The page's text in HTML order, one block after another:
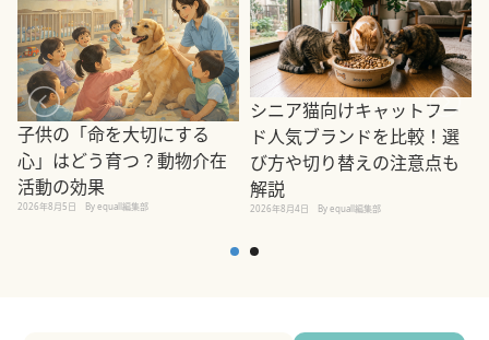
子供の「命を大切にする
心」はどう育つ？動物介在
活動の効果
2026年8月5日 By equall編集部
シニア猫向けキャットフー
ド人気ブランドを比較！選
び方や切り替えの注意点も
解説
2026年8月4日 By equall編集部